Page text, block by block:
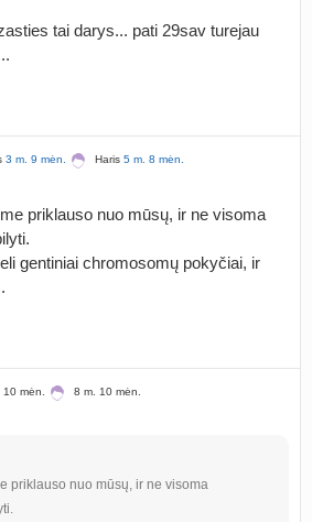
tai darys... pati 29sav turejau
3 m. 9 mėn. Haris 5 m. 8 mėn.
priklauso nuo mūsų, ir ne visoma
gentiniai chromosomų pokyčiai, ir
mėn. 8 m. 10 mėn.
priklauso nuo mūsų, ir ne visoma